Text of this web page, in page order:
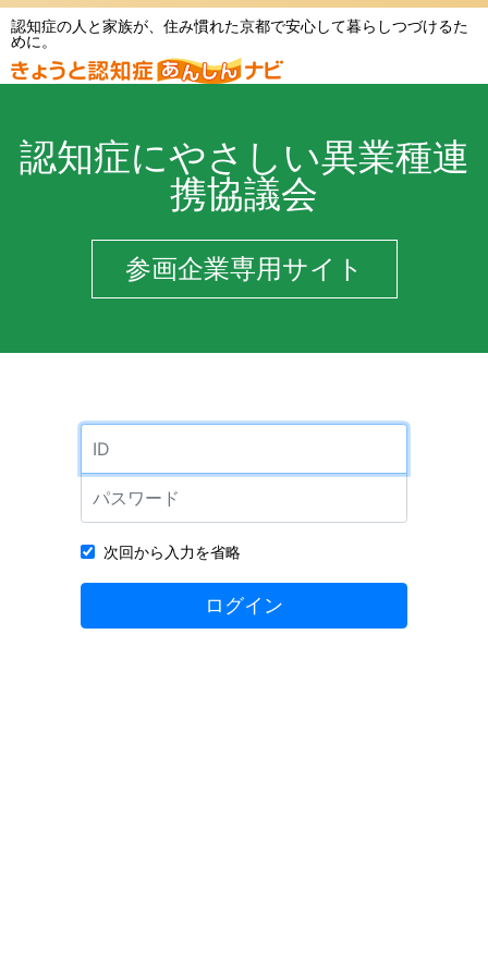
認知症の人と家族が、住み慣れた京都で安心して暮らしつづけるた
めに。
認知症にやさしい異業種連
携協議会
参画企業専用サイト
ID
Password
次回から入力を省略
ログイン